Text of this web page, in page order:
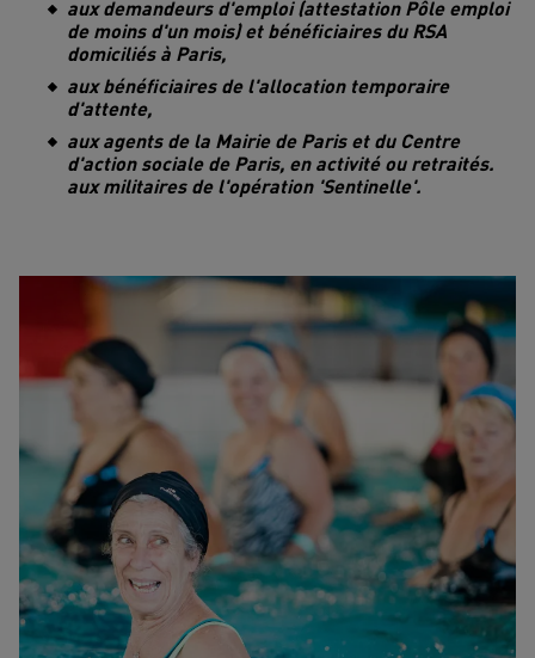
aux demandeurs d'emploi (attestation Pôle emploi
de moins d'un mois) et bénéficiaires du RSA
domiciliés à Paris,
aux bénéficiaires de l'allocation temporaire
d'attente,
aux agents de la Mairie de Paris et du Centre
d'action sociale de Paris, en activité ou retraités.
aux militaires de l'opération 'Sentinelle'.